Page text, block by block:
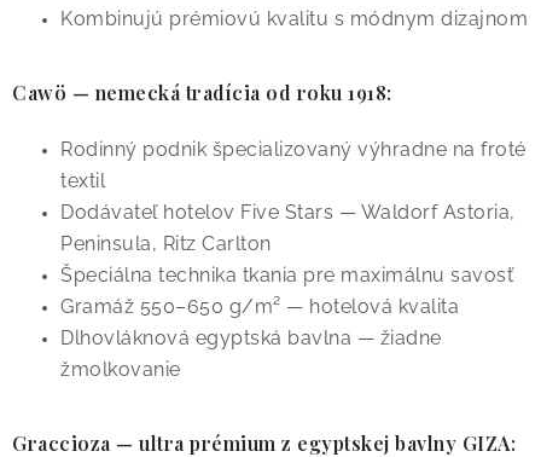
Kombinujú prémiovú kvalitu s módnym dizajnom
Cawö — nemecká tradícia od roku 1918:
Rodinný podnik špecializovaný výhradne na froté
textil
Dodávateľ hotelov Five Stars — Waldorf Astoria,
Peninsula, Ritz Carlton
Špeciálna technika tkania pre maximálnu savosť
Gramáž 550–650 g/m² — hotelová kvalita
Dlhovláknová egyptská bavlna — žiadne
žmolkovanie
Graccioza — ultra prémium z egyptskej bavlny GIZA: